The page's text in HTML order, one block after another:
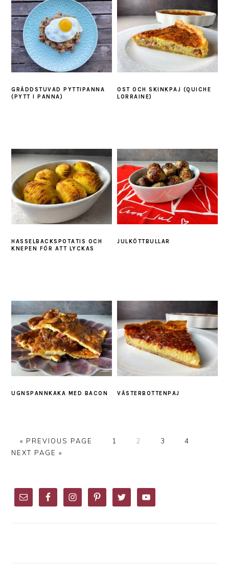
GRÄDDSTUVAD PYTTIPANNA
(PYTT I PANNA)
OST OCH SKINKPAJ (QUICHE
LORRAINE)
HASSELBACKSPOTATIS OCH
KNEPEN FÖR ATT LYCKAS
JULKÖTTBULLAR
UGNSPANNKAKA MED BACON VÄSTERBOTTENPAJ
« GO
TO
PREVIOUS PAGE PAGE
1 PAGE
2 PAGE
3 PAGE
4
NEXT PAGE »
SIDEBAR